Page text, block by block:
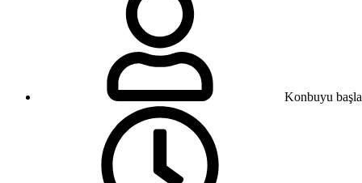
Konbuyu